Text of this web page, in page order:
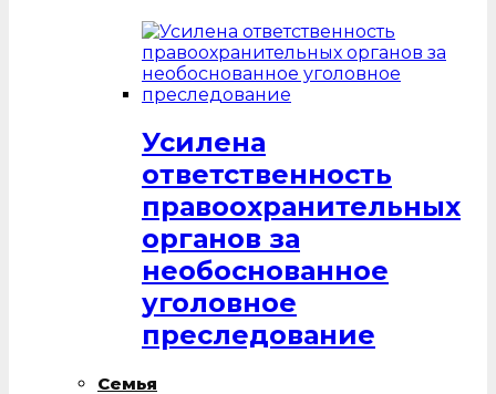
Усилена
ответственность
правоохранительных
органов за
необоснованное
уголовное
преследование
Семья